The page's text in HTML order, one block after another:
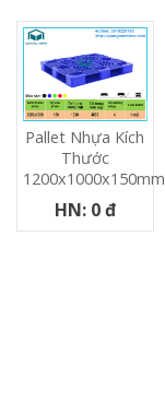
Pallet Nhựa Kích
Thước
1200x1000x150mm
HN: 0 đ